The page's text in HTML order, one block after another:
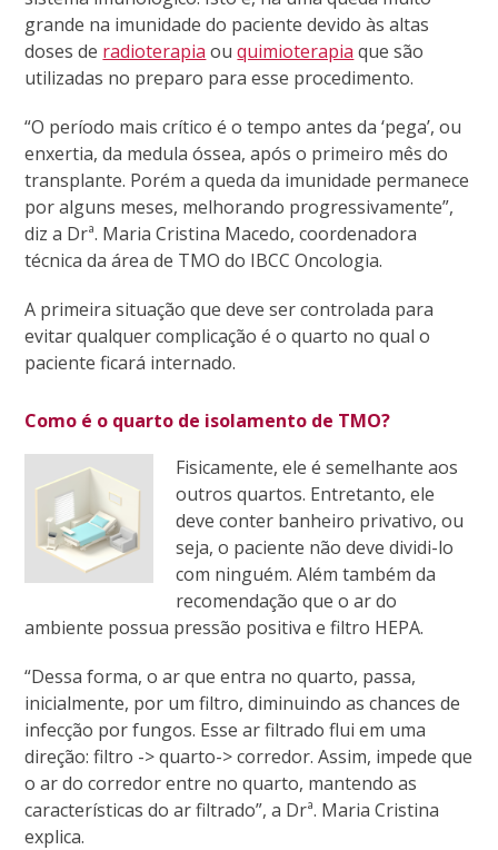
grande na imunidade do paciente devido às altas
doses de radioterapia ouquimioterapia que são
utilizadas no preparo para esse procedimento.
“O período mais crítico é o tempo antes da ‘pega’, ou
enxertia, da medula óssea, após o primeiro mês do
transplante. Porém a queda da imunidade permanece
por alguns meses, melhorando progressivamente”,
diz a Drª. Maria Cristina Macedo, coordenadora
técnica da área de TMO do IBCC Oncologia.
A primeira situação que deve ser controlada para
evitar qualquer complicação é o quarto no qual o
paciente ficará internado.
Como é o quarto de isolamento de TMO?
Fisicamente, ele é semelhante aos
outros quartos. Entretanto, ele
deve conter banheiro privativo, ou
seja, o paciente não deve dividi-lo
com ninguém. Além também da
recomendação que o ar do
ambiente possua pressão positiva e filtro HEPA.
“Dessa forma, o ar que entra no quarto, passa,
inicialmente, por um filtro, diminuindo as chances de
infecção por fungos. Esse ar filtrado flui em uma
direção: filtro -> quarto-> corredor. Assim, impede que
o ar do corredor entre no quarto, mantendo as
características do ar filtrado”, a Drª. Maria Cristina
explica.